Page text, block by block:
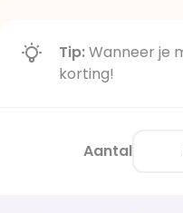
Tip:Wanneer je
korting!
Aantal